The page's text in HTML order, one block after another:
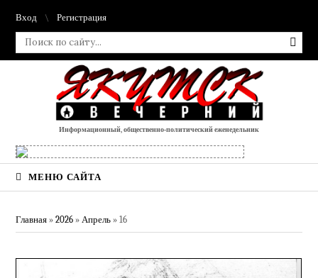
Вход Регистрация
Информационный, общественно-политический еженедельник
МЕНЮ САЙТА
Главная »2026 » Апрель » 16